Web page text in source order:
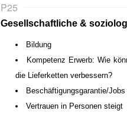
P25
Gesellschaftliche &
Bildung
Kompetenz Erwerb: Wie
die Lieferketten verbessern?
Beschäftigungsgarantie/
Vertrauen in Personen steigt